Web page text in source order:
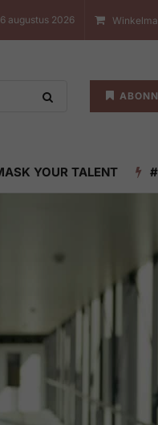
augustus 2026
YOUR TALENT